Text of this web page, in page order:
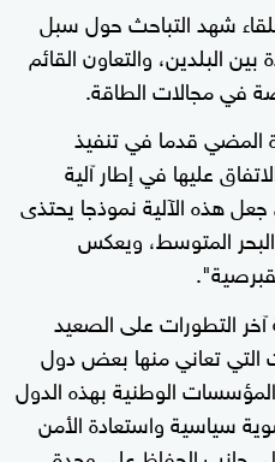
شهد التباحث حول سبل
بين البلدين، والتعاون القائم
في مجالات الطاقة.
المضي قدما في تنفيذ
عليها في إطار آلية
جعل هذه الآلية نموذجا يحتذى
المتوسط، ويعكس
التطورات على الصعيد
التي تعاني منها بعض دول
الوطنية بهذه الدول
سياسية واستعادة الأمن